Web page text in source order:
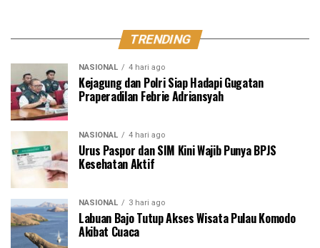
TRENDING
NASIONAL 4 hari ago
Kejagung dan Polri Siap Hadapi Gugatan
Praperadilan Febrie Adriansyah
NASIONAL 4 hari ago
Urus Paspor dan SIM Kini Wajib Punya BPJS
Kesehatan Aktif
NASIONAL 3 hari ago
Labuan Bajo Tutup Akses Wisata Pulau Komodo
Akibat Cuaca